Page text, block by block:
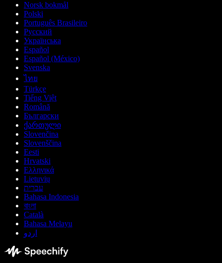
Norsk bokmål
Polski
Português Brasileiro
Русский
Українська
Español
Español (México)
Svenska
ไทย
Türkçe
Tiếng Việt
Română
Български
ქართული
Slovenčina
Slovenščina
Eesti
Hrvatski
Ελληνικά
Lietuvių
עברית
Bahasa Indonesia
বাংলা
Català
Bahasa Melayu
اردو